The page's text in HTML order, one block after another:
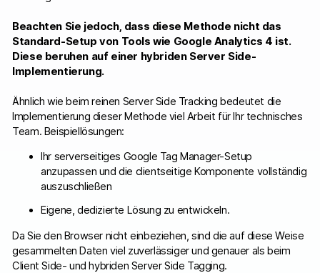
Beachten Sie jedoch, dass diese Methode nicht das
Standard-Setup von Tools wie Google Analytics 4 ist.
Diese beruhen auf einer hybriden Server Side-
Implementierung.
Ähnlich wie beim reinen Server Side Tracking bedeutet die
Implementierung dieser Methode viel Arbeit für Ihr technisches
Team. Beispiellösungen:
Ihr serverseitiges Google Tag Manager-Setup
anzupassen und die clientseitige Komponente vollständig
auszuschließen
Eigene, dedizierte Lösung zu entwickeln.
Da Sie den Browser nicht einbeziehen, sind die auf diese Weise
gesammelten Daten viel zuverlässiger und genauer als beim
Client Side- und hybriden Server Side Tagging.